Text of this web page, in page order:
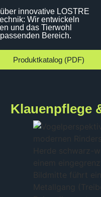
innovative LOSTRE
Wir entwickeln
und das Tierwohl
Bereich.
Produktkatalog (PDF)
Klauenpflege